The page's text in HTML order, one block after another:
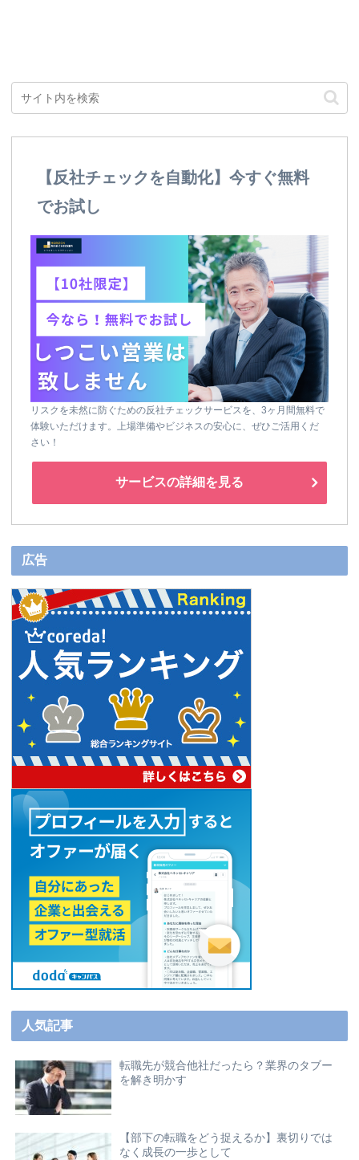
【反社チェックを自動化】今すぐ無料
でお試し
リスクを未然に防ぐための反社チェックサービスを、3ヶ月間無料で
体験いただけます。上場準備やビジネスの安心に、ぜひご活用くだ
さい！
サービスの詳細を見る
広告
人気記事
転職先が競合他社だったら？業界のタブー
を解き明かす
【部下の転職をどう捉えるか】裏切りでは
なく成長の一歩として